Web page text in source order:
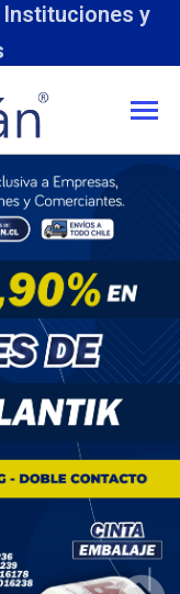
Instituciones y